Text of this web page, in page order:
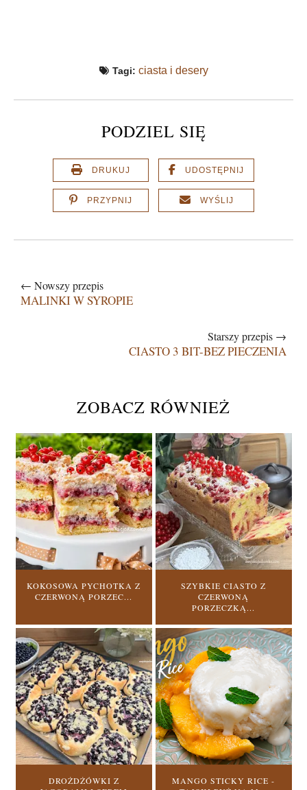
Tagi: ciasta i desery
PODZIEL SIĘ
DRUKUJ UDOSTĘPNIJ
PRZYPNIJ WYŚLIJ
← Nowszy przepis
MALINKI W SYROPIE
Starszy przepis →
CIASTO 3 BIT-BEZ PIECZENIA
ZOBACZ RÓWNIEŻ
KOKOSOWA PYCHOTKA Z
CZERWONĄ PORZEC...
SZYBKIE CIASTO Z
CZERWONĄ
PORZECZKĄ...
DROŻDŻÓWKI Z
MANGO STICKY RICE -